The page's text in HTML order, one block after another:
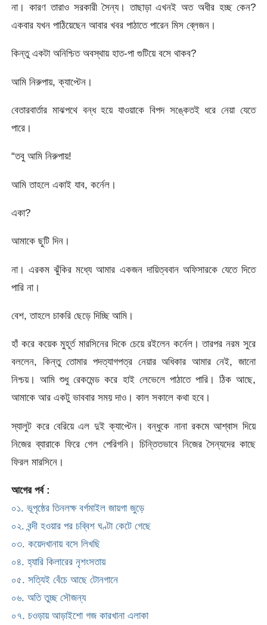
না। কারণ তারাও সরকারী সৈন্য। তাছাড়া এখনই অত অধীর হচ্ছ কেন?
একবার যখন পাঠিয়েছেন আবার খবর পাঠাতে পারেন মিস ব্লেজন।
কিন্তু একটা অনিশ্চিত অবস্থায় হাত-পা গুটিয়ে বসে থাকব?
আমি নিরুপায়, ক্যাপ্টেন।
বেতারবার্তার মাঝপথে বন্ধ হয়ে যাওয়াকে বিপদ সঙ্কেতই ধরে নেয়া যেতে
পারে।
“তবু আমি নিরুপায়!
আমি তাহলে একাই যাব, কর্নেল।
একা?
আমাকে ছুটি দিন।
না। এরকম ঝুঁকির মধ্যে আমার একজন দায়িত্ববান অফিসারকে যেতে দিতে
পারি না।
বেশ, তাহলে চাকরি ছেড়ে দিচ্ছি আমি।
হাঁ করে কয়েক মুহূর্ত মারসিনের দিকে চেয়ে রইলেন কর্নেল। তারপর নরম সুরে
বললেন, কিন্তু তোমার পদত্যাগপত্র নেয়ার অধিকার আমার নেই, জানো
নিশ্চয়। আমি শুধু রেকমেন্ড করে হাই লেভেলে পাঠাতে পারি। ঠিক আছে,
আমাকে আর একটু ভাববার সময় দাও। কাল সকালে কথা হবে।
স্যালুট করে বেরিয়ে এল দুই ক্যাপ্টেন। বন্ধুকে নানা রকমে আশ্বাস দিয়ে
নিজের ব্যারাকে ফিরে গেল পেরিগনি। চিন্তিতভাবে নিজের সৈন্যদের কাছে
ফিরল মারসিনে।
আগের পর্ব :
০১. ভূপৃষ্ঠের তিনলক্ষ বর্গমাইল জায়গা জুড়ে
০২. বন্দী হওয়ার পর চব্বিশ ঘণ্টা কেটে গেছে
০৩. কয়েদখানায় বসে লিখছি
০৪. হ্যারি কিলারের নৃশংসতায়
০৫. সত্যিই বেঁচে আছে টোনগানে
০৬. অতি তুচ্ছ সৌজন্য
০৭. চওড়ায় আড়াইশো গজ কারখানা এলাকা